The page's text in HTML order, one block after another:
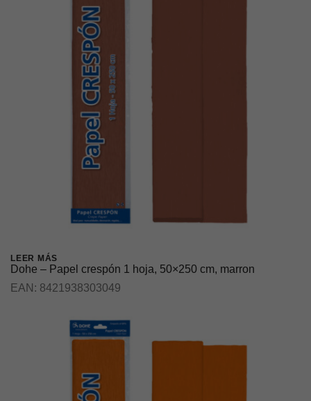
LEER MÁS
Dohe – Papel crespón 1 hoja, 50×250 cm, marron
EAN: 8421938303049